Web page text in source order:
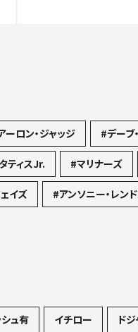
ーロン・ジャッジ #デーブ
ティスJr. #マリナーズ
イズ #アンソニー・レン
ュ有 イチロー ド